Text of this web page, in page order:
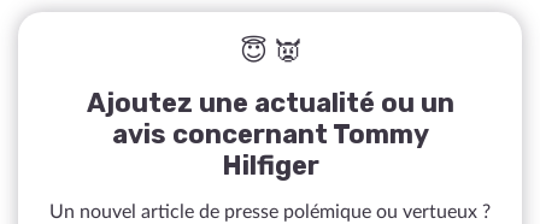
😇 👿
Ajoutez une actualité ou un
avis concernant Tommy
Hilfiger
Un nouvel article de presse polémique ou vertueux ?